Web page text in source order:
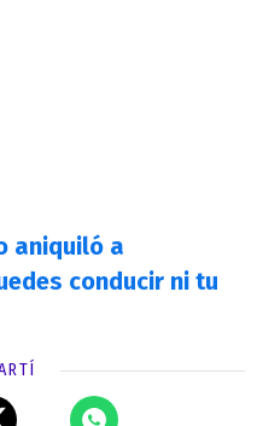
aniquiló a
conducir ni tu